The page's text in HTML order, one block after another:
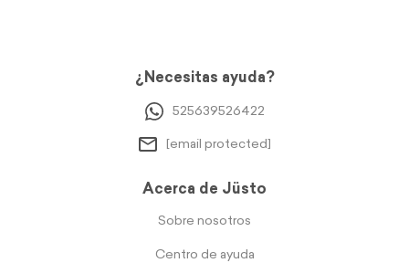
¿Necesitas ayuda?
525639526422
[email protected]
Acerca de Jüsto
Sobre nosotros
Centro de ayuda